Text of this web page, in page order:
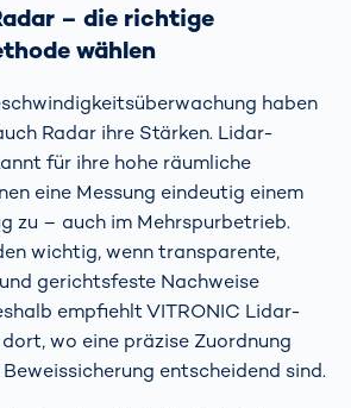
– die richtige
wählen
haben
Radar ihre Stärken. Lidar-
für ihre hohe räumliche
eine Messung eindeutig einem
zu – auch im Mehrspurbetrieb.
wichtig, wenn transparente,
gerichtsfeste Nachweise
empfiehlt VITRONIC Lidar-
wo eine präzise Zuordnung
entscheidend sind.